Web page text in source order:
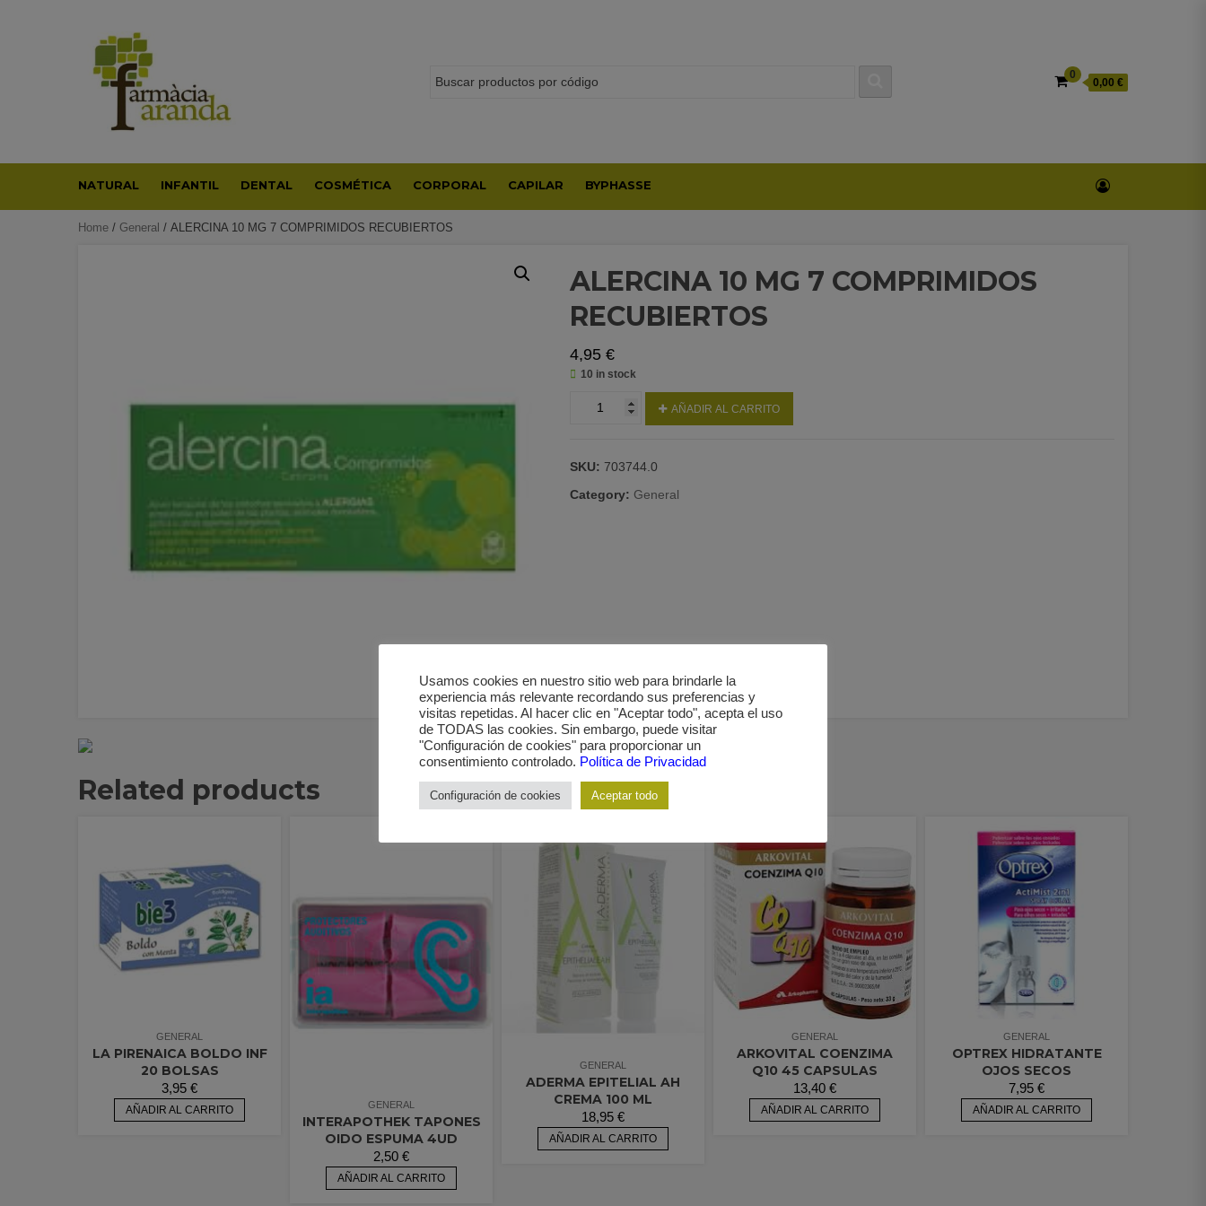
0
0,00 €
NATURAL INFANTIL DENTAL COSMÉTICA CORPORAL CAPILAR BYPHASSE
Home / General / ALERCINA 10 MG 7 COMPRIMIDOS RECUBIERTOS
ALERCINA 10 MG 7 COMPRIMIDOS
RECUBIERTOS
4,95€
10 in stock
ALERCINA
COMPRIMIDOS
RECUBIERTOS
AÑADIR AL CARRITO
SKU:703744.0
Category: General
Related products
GENERAL
LA PIRENAICA BOLDO INF
20 BOLSAS
3,95 €
AÑADIR AL CARRITO GENERAL
INTERAPOTHEK TAPONES
OIDO ESPUMA 4UD
2,50 €
AÑADIR AL CARRITO
GENERAL
ADERMA EPITELIAL AH
CREMA 100 ML
18,95 €
AÑADIR AL CARRITO
GENERAL
ARKOVITAL COENZIMA
Q10 45 CAPSULAS
13,40 €
AÑADIR AL CARRITO
GENERAL
OPTREX HIDRATANTE
OJOS SECOS
7,95 €
AÑADIR AL CARRITO
Usamos cookies en nuestro sitio web para brindarle la
experiencia más relevante recordando sus preferencias y
visitas repetidas. Al hacer clic en "Aceptar todo", acepta el uso
de TODAS las cookies. Sin embargo, puede visitar
"Configuración de cookies" para proporcionar un
consentimiento controlado. Política de Privacidad
Configuración de cookies Aceptar todo